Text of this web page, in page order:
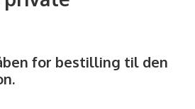
for bestilling til den